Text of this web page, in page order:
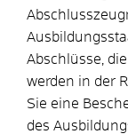
Abschlüsse,
werden in der
Sie eine
des